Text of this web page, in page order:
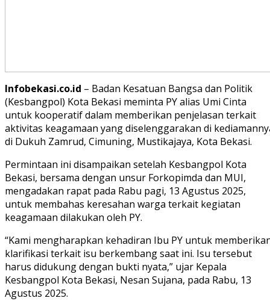
Infobekasi.co.id – Badan Kesatuan Bangsa dan Politik
(Kesbangpol) Kota Bekasi meminta PY alias Umi Cinta
untuk kooperatif dalam memberikan penjelasan terkait
aktivitas keagamaan yang diselenggarakan di
di Dukuh Zamrud, Cimuning, Mustikajaya, Kota Bekasi.
Permintaan ini disampaikan setelah Kesbangpol Kota
Bekasi, bersama dengan unsur Forkopimda dan MUI,
mengadakan rapat pada Rabu pagi, 13 Agustus 2025,
untuk membahas keresahan warga terkait kegiatan
keagamaan dilakukan oleh PY.
“Kami mengharapkan kehadiran Ibu PY untuk
klarifikasi terkait isu berkembang saat ini. Isu tersebut
harus didukung dengan bukti nyata,” ujar Kepala
Kesbangpol Kota Bekasi, Nesan Sujana, pada Rabu, 13
Agustus 2025.